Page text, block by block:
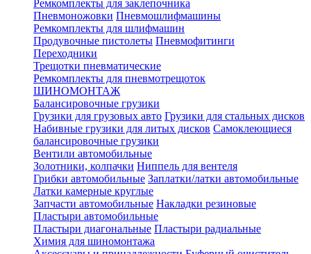
Ремкомплекты для заклепочника
Пневмоножовки Пневмошлифмашины
Ремкомплекты для шлифмашин
Продувочные пистолеты Пневмофитинги
Переходники
Трещотки пневматические
Ремкомплекты для пневмотрещоток
ШИНОМОНТАЖ
Балансировочные грузики
Грузики для грузовых авто Грузики для стальных дисков
Набивные грузики для литых дисков Самоклеющиеся
балансировочные грузики
Вентили автомобильные
Золотники, колпачки Ниппель для вентеля
Грибки автомобильные Заплатки/латки автомобильные
Латки камерные круглые
Запчасти автомобильные Накладки резиновые
Пластыри автомобильные
Пластыри диагональные Пластыри радиальные
Химия для шиномонтажа